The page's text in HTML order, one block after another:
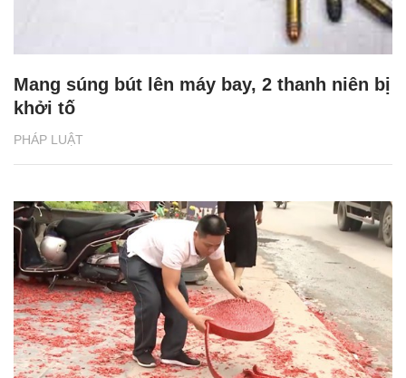
PHÁP LUẬT
Mang súng bút lên máy bay, 2 thanh niên bị
khởi tố